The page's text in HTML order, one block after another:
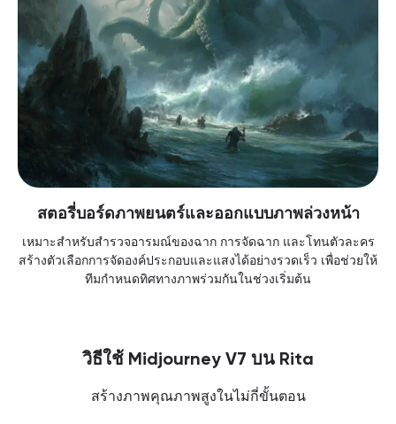
สตอรี่บอร์ดภาพยนตร์และออกแบบภาพล่วงหน้า
เหมาะสำหรับสำรวจอารมณ์ของฉาก การจัดฉาก และโทนตัวละคร
สร้างตัวเลือกการจัดองค์ประกอบและแสงได้อย่างรวดเร็ว เพื่อช่วยให้
ทีมกำหนดทิศทางภาพร่วมกันในช่วงเริ่มต้น
วิธีใช้ Midjourney V7 บน Rita
สร้างภาพคุณภาพสูงในไม่กี่ขั้นตอน